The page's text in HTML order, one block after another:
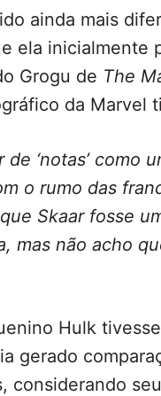
ainda mais
ela inicialmente
Grogu de The
da Marvel
‘notas’ como
o rumo das
Skaar fosse
mas não acho
Hulk
gerado
considerando